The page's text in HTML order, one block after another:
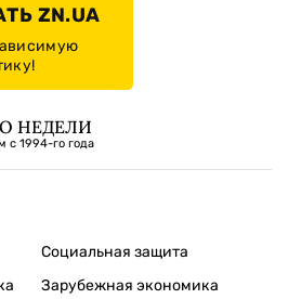
ZN.UA
НЕДЕЛИ
с 1994-го года
Социальная защита
Зарубежная экономика